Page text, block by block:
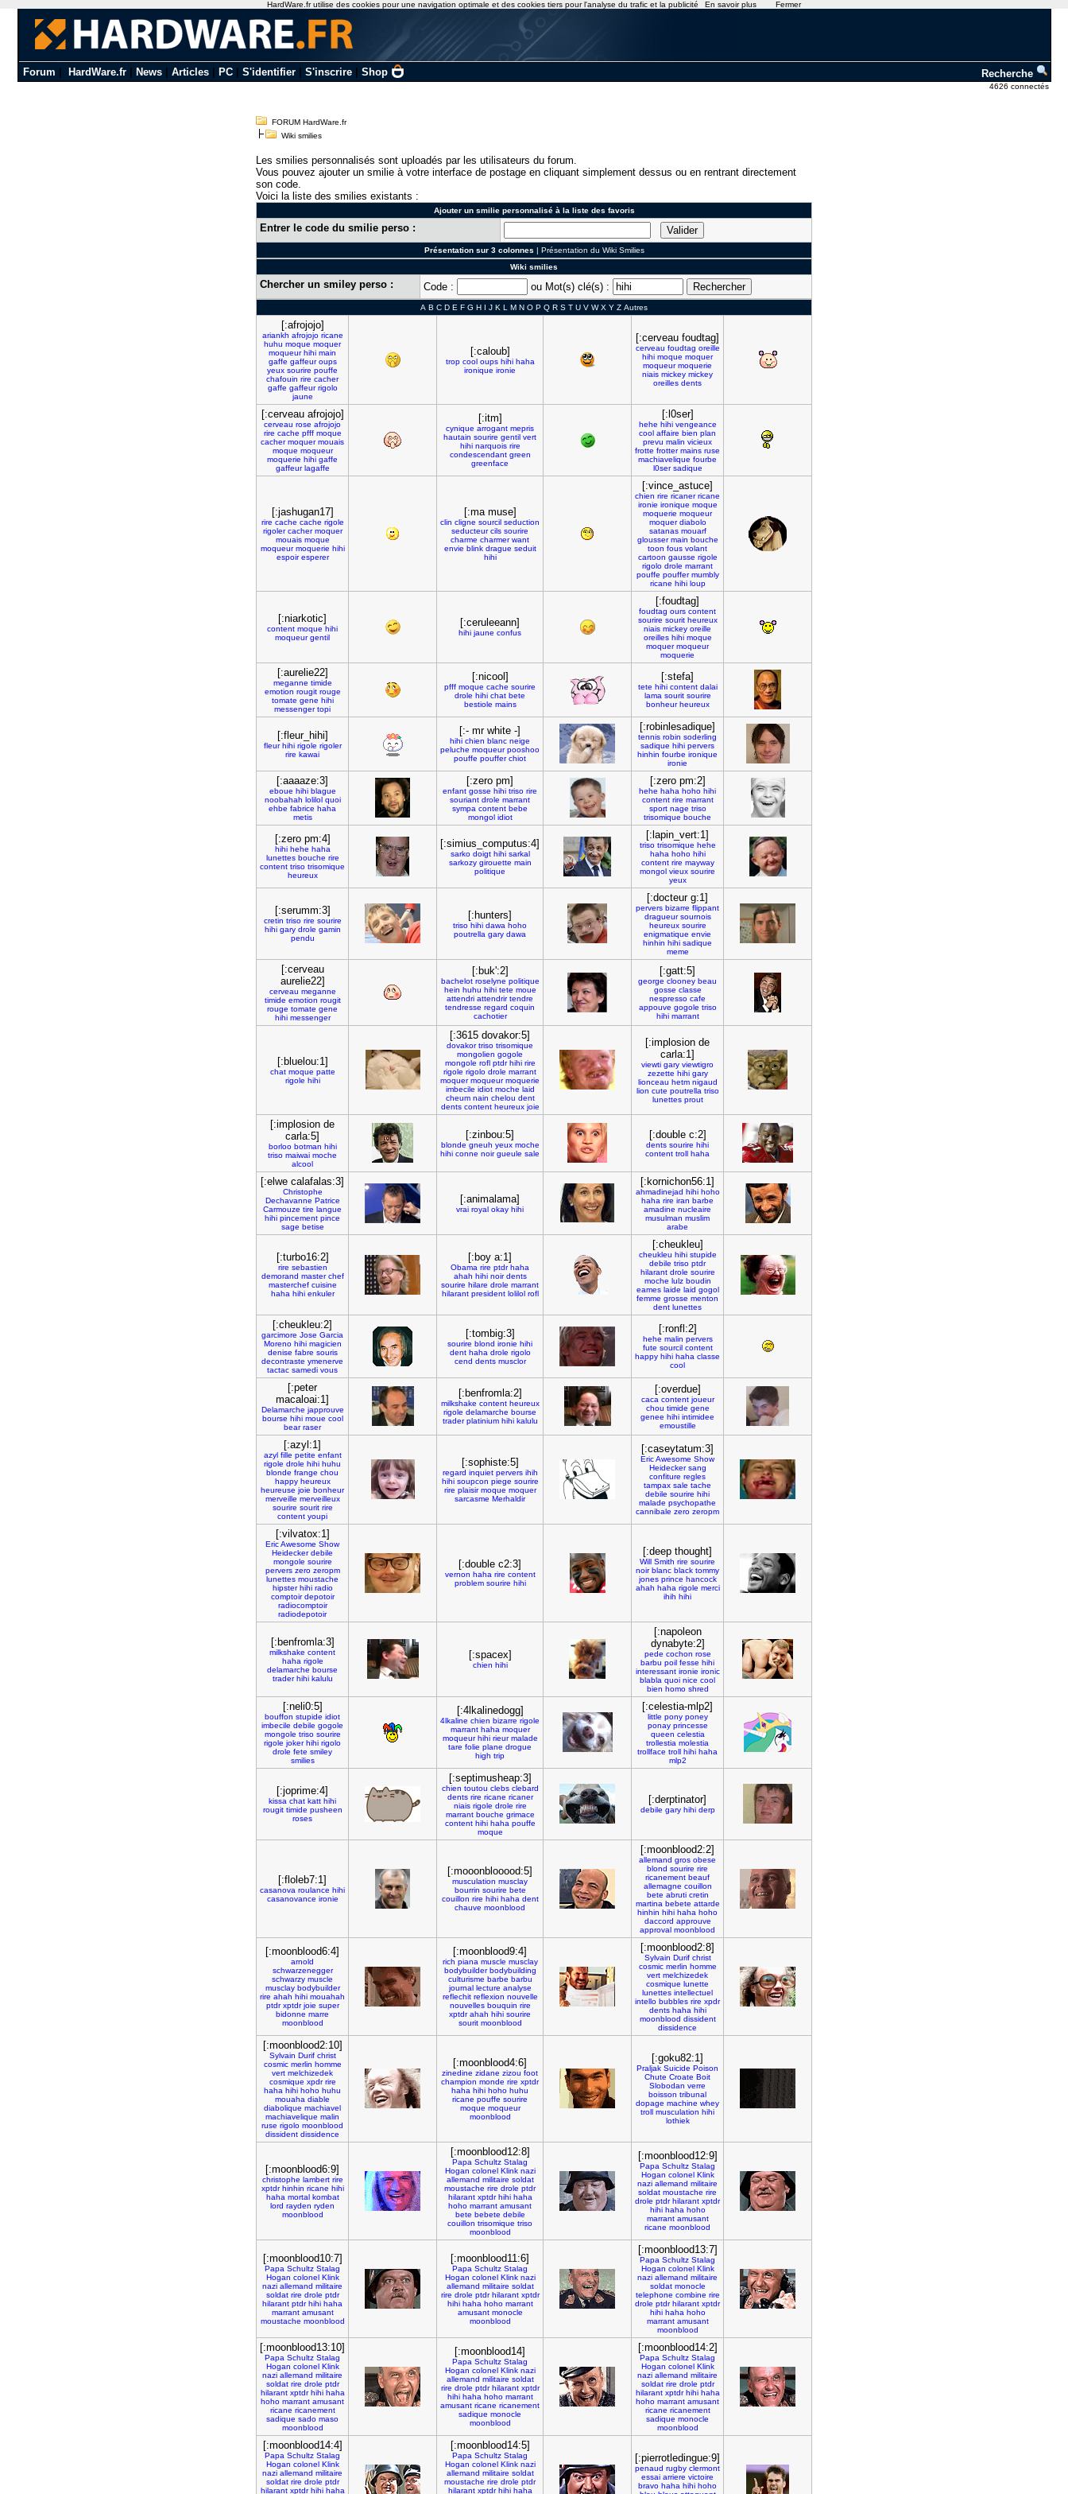
Forum HardWare.fr| News| Articles| PC| S'identifier| S'inscrire| Shop Recherche
4626 connectés
FORUM HardWare.fr
Wiki smilies
Les smilies personnalisés sont uploadés par les utilisateurs du forum.
Vous pouvez ajouter un smilie à votre interface de postage en cliquant simplement dessus ou en rentrant directement
son code.
Voici la liste des smilies existants :
Ajouter un smilie personnalisé à la liste des favoris
Entrer le code du smilie perso :
Présentation sur 3 colonnes | Présentation du Wiki Smilies
Wiki smilies
Chercher un smiley perso : Code : ou Mot(s) clé(s) :
A B C D E F G H I J K L M N O P Q R S T U V W X Y Z Autres
[:afrojojo]
ariankh afrojojo ricane
huhu moque moquer
moqueur hihi main
gaffe gaffeur oups
yeux sourire pouffe
chafouin rire cacher
gaffe gaffeur rigolo
jaune
[:caloub]
trop cool oups hihi haha
ironique ironie
[:cerveau foudtag]
cerveau foudtag oreille
hihi moque moquer
moqueur moquerie
niais mickey mickey
oreilles dents
[:cerveau afrojojo]
cerveau rose afrojojo
rire cache pfff moque
cacher moquer mouais
moque moqueur
moquerie hihi gaffe
gaffeur lagaffe
[:itm]
cynique arrogant mepris
hautain sourire gentil vert
hihi narquois rire
condescendant green
greenface
[:l0ser]
hehe hihi vengeance
cool affaire bien plan
prevu malin vicieux
frotte frotter mains ruse
machiavelique fourbe
l0ser sadique
[:jashugan17]
rire cache cache rigole
rigoler cacher moquer
mouais moque
moqueur moquerie hihi
espoir esperer
[:ma muse]
clin cligne sourcil seduction
seducteur cils sourire
charme charmer want
envie blink drague seduit
hihi
[:vince_astuce]
chien rire ricaner ricane
ironie ironique moque
moquerie moqueur
moquer diabolo
satanas mouarf
glousser main bouche
toon fous volant
cartoon gausse rigole
rigolo drole marrant
pouffe pouffer mumbly
ricane hihi loup
[:niarkotic]
content moque hihi
moqueur gentil
[:ceruleeann]
hihi jaune confus
[:foudtag]
foudtag ours content
sourire sourit heureux
niais mickey oreille
oreilles hihi moque
moquer moqueur
moquerie
[:aurelie22]
meganne timide
emotion rougit rouge
tomate gene hihi
messenger topi
[:nicool]
pfff moque cache sourire
drole hihi chat bete
bestiole mains
[:stefa]
tete hihi content dalai
lama sourit sourire
bonheur heureux
[:fleur_hihi]
fleur hihi rigole rigoler
rire kawai
[:- mr white -]
hihi chien blanc neige
peluche moqueur pooshoo
pouffe pouffer chiot
[:robinlesadique]
tennis robin soderling
sadique hihi pervers
hinhin fourbe ironique
ironie
[:aaaaze:3]
eboue hihi blague
noobahah lolilol quoi
ehbe fabrice haha
metis
[:zero pm]
enfant gosse hihi triso rire
souriant drole marrant
sympa content bebe
mongol idiot
[:zero pm:2]
hehe haha hoho hihi
content rire marrant
sport nage triso
trisomique bouche
[:zero pm:4]
hihi hehe haha
lunettes bouche rire
content triso trisomique
heureux
[:simius_computus:4]
sarko doigt hihi sarkal
sarkozy girouette main
politique
[:lapin_vert:1]
triso trisomique hehe
haha hoho hihi
content rire mayway
mongol vieux sourire
yeux
[:serumm:3]
cretin triso rire sourire
hihi gary drole gamin
pendu
[:hunters]
triso hihi dawa hoho
poutrella gary dawa
[:docteur g:1]
pervers bizarre flippant
dragueur sournois
heureux sourire
enigmatique envie
hinhin hihi sadique
meme
[:cerveau
aurelie22]
cerveau meganne
timide emotion rougit
rouge tomate gene
hihi messenger
[:buk':2]
bachelot roselyne politique
hein huhu hihi tete moue
attendri attendrir tendre
tendresse regard coquin
cachotier
[:gatt:5]
george clooney beau
gosse classe
nespresso cafe
appouve gogole triso
hihi marrant
[:bluelou:1]
chat moque patte
rigole hihi
[:3615 dovakor:5]
dovakor triso trisomique
mongolien gogole
mongole rofl ptdr hihi rire
rigole rigolo drole marrant
moquer moqueur moquerie
imbecile idiot moche laid
cheum nain chelou dent
dents content heureux joie
[:implosion de
carla:1]
viewti gary viewtigro
zezette hihi gary
lionceau hetm nigaud
lion cute poutrella triso
lunettes prout
[:implosion de
carla:5]
borloo botman hihi
triso maiwai moche
alcool
[:zinbou:5]
blonde gneuh yeux moche
hihi conne noir gueule sale
[:double c:2]
dents sourire hihi
content troll haha
[:elwe calafalas:3]
Christophe
Dechavanne Patrice
Carmouze tire langue
hihi pincement pince
sage betise
[:animalama]
vrai royal okay hihi
[:kornichon56:1]
ahmadinejad hihi hoho
haha rire iran barbe
amadine nucleaire
musulman muslim
arabe
[:turbo16:2]
rire sebastien
demorand master chef
masterchef cuisine
haha hihi enkuler
[:boy a:1]
Obama rire ptdr haha
ahah hihi noir dents
sourire hilare drole marrant
hilarant president lolilol rofl
[:cheukleu]
cheukleu hihi stupide
debile triso ptdr
hilarant drole sourire
moche lulz boudin
eames laide laid gogol
femme grosse menton
dent lunettes
[:cheukleu:2]
garcimore Jose Garcia
Moreno hihi magicien
denise fabre souris
decontraste ymenerve
tactac samedi vous
[:tombig:3]
sourire blond ironie hihi
dent haha drole rigolo
cend dents musclor
[:ronfl:2]
hehe malin pervers
fute sourcil content
happy hihi haha classe
cool
[:peter
macaloai:1]
Delamarche japprouve
bourse hihi moue cool
bear raser
[:benfromla:2]
milkshake content heureux
rigole delamarche bourse
trader platinium hihi kalulu
[:overdue]
caca content joueur
chou timide gene
genee hihi intimidee
emoustille
[:azyl:1]
azyl fille petite enfant
rigole drole hihi huhu
blonde frange chou
happy heureux
heureuse joie bonheur
merveille merveilleux
sourire sourit rire
content youpi
[:sophiste:5]
regard inquiet pervers ihih
hihi soupcon piege sourire
rire plaisir moque moquer
sarcasme Merhaldir
[:caseytatum:3]
EricAwesome Show
Heidecker sang
confiture regles
tampax sale tache
debile sourire hihi
malade psychopathe
cannibale zero zeropm
[:vilvatox:1]
EricAwesome Show
Heidecker debile
mongole sourire
pervers zero zeropm
lunettes moustache
hipster hihi radio
comptoir depotoir
radiocomptoir
radiodepotoir
[:double c2:3]
vernon haha rire content
problem sourire hihi
[:deep thought]
Will Smith rire sourire
noir blanc black tommy
jones prince hancock
ahah haha rigole merci
ihih hihi
[:benfromla:3]
milkshake content
haha rigole
delamarche bourse
trader hihi kalulu
[:spacex]
chien hihi
[:napoleon
dynabyte:2]
pede cochon rose
barbu poil fesse hihi
interessant ironie ironic
blabla quoi nice cool
bien homo shred
[:neli0:5]
bouffon stupide idiot
imbecile debile gogole
mongole triso sourire
rigole joker hihi rigolo
drole fete smiley
smilies
[:4lkalinedogg]
4lkaline chien bizarre rigole
marrant haha moquer
moqueur hihi rieur malade
tare folie plane drogue
high trip
[:celestia-mlp2]
little pony poney
ponay princesse
queen celestia
trollestia molestia
trollface troll hihi haha
mlp2
[:joprime:4]
kissa chat katt hihi
rougit timide pusheen
roses
[:septimusheap:3]
chien toutou clebs clebard
dents rire ricane ricaner
niais rigole drole rire
marrant bouche grimace
content hihi haha pouffe
moque
[:derptinator]
debile gary hihi derp
[:floleb7:1]
casanova roulance hihi
casanovance ironie
[:mooonblooood:5]
musculation musclay
bourrin sourire bete
couillon rire hihi haha dent
chauve moonblood
[:moonblood2:2]
allemand gros obese
blond sourire rire
ricanement beauf
allemagne couillon
bete abruti cretin
martina bebete attarde
hinhin hihi haha hoho
daccord approuve
approval moonblood
[:moonblood6:4]
arnold
schwarzenegger
schwarzy muscle
musclay bodybuilder
rire ahah hihi mouahah
ptdr xptdr joie super
bidonne marre
moonblood
[:moonblood9:4]
rich piana muscle musclay
bodybuilder bodybuilding
culturisme barbe barbu
journal lecture analyse
reflechit reflexion nouvelle
nouvelles bouquin rire
xptdr ahah hihi sourire
sourit moonblood
[:moonblood2:8]
Sylvain Durif christ
cosmic merlin homme
vert melchizedek
cosmique lunette
lunettes intellectuel
intello bubbles rire xpdr
dents haha hihi
moonblood dissident
dissidence
[:moonblood2:10]
Sylvain Durif christ
cosmic merlin homme
vert melchizedek
cosmique xpdr rire
haha hihi hoho huhu
mouaha diable
diabolique machiavel
machiavelique malin
ruse rigolo moonblood
dissident dissidence
[:moonblood4:6]
zinedine zidane zizou foot
champion monde rire xptdr
haha hihi hoho huhu
ricane pouffe sourire
moque moqueur
moonblood
[:goku82:1]
Praljak Suicide Poison
Chute Croate Boit
Slobodan verre
boisson tribunal
dopage machine whey
troll musculation hihi
lothiek
[:moonblood6:9]
christophe lambert rire
xptdr hinhin ricane hihi
haha mortal kombat
lord rayden ryden
moonblood
[:moonblood12:8]
Papa Schultz Stalag
Hogan colonel Klink nazi
allemand militaire soldat
moustache rire drole ptdr
hilarant xptdr hihi haha
hoho marrant amusant
bete bebete debile
couillon trisomique triso
moonblood
[:moonblood12:9]
Papa Schultz Stalag
Hogan colonel Klink
nazi allemand militaire
soldat moustache rire
drole ptdr hilarant xptdr
hihi haha hoho
marrant amusant
ricane moonblood
[:moonblood10:7]
Papa Schultz Stalag
Hogan colonel Klink
nazi allemand militaire
soldat rire drole ptdr
hilarant ptdr hihi haha
marrant amusant
moustache moonblood
[:moonblood11:6]
Papa Schultz Stalag
Hogan colonel Klink nazi
allemand militaire soldat
rire drole ptdr hilarant xptdr
hihi haha hoho marrant
amusant monocle
moonblood
[:moonblood13:7]
Papa Schultz Stalag
Hogan colonel Klink
nazi allemand militaire
soldat monocle
telephone combine rire
drole ptdr hilarant xptdr
hihi haha hoho
marrant amusant
moonblood
[:moonblood13:10]
Papa Schultz Stalag
Hogan colonel Klink
nazi allemand militaire
soldat rire drole ptdr
hilarant xptdr hihi haha
hoho marrant amusant
ricane ricanement
sadique sado maso
moonblood
[:moonblood14]
Papa Schultz Stalag
Hogan colonel Klink nazi
allemand militaire soldat
rire drole ptdr hilarant xptdr
hihi haha hoho marrant
amusant ricane ricanement
sadique monocle
moonblood
[:moonblood14:2]
Papa Schultz Stalag
Hogan colonel Klink
nazi allemand militaire
soldat rire drole ptdr
hilarant xptdr hihi haha
hoho marrant amusant
ricane ricanement
sadique monocle
moonblood
[:moonblood14:4]
Papa Schultz Stalag
Hogan colonel Klink
nazi allemand militaire
soldat rire drole ptdr
hilarant xptdr hihi haha
[:moonblood14:5]
Papa Schultz Stalag
Hogan colonel Klink nazi
allemand militaire soldat
moustache rire drole ptdr
hilarant xptdr hihi haha
[:pierrotledingue:9]
penaud rugby clermont
essai arriere victoire
bravo haha hihi hoho
HardWare.fr utilise des cookies pour une navigation optimale et des cookies tiers pour l'analyse du trafic et la publicité En savoir plus Fermer